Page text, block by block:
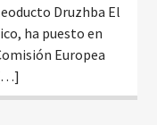
Druzhba El
ha puesto en
Europea